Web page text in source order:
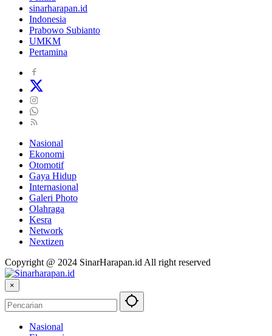
sinarharapan.id
Indonesia
Prabowo Subianto
UMKM
Pertamina
Nasional
Ekonomi
Otomotif
Gaya Hidup
Internasional
Galeri Photo
Olahraga
Kesra
Network
Nextizen
Copyright @ 2024 SinarHarapan.id All right reserved
×
Nasional